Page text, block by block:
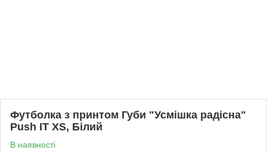
Футболка з принтом Губи "Усмішка радісна"
Push IT XS, Білий
В наявності